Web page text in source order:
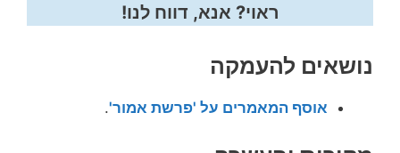
ראוי? אנא, דווח לנו!
נושאים להעמקה
אוסף המאמרים על 'פרשת אמור'.